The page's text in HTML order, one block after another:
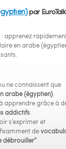
par EuroTalk
apprenez
en arabe
ne connaissent que
arabe (égyptien).
apprendre grâce à
addictifs.
s’exprimer et
de
débrouiller”